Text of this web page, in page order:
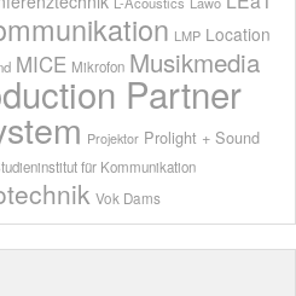
LMP Location
MICE Mikrofon Musikmedia
Partner
Projektor Prolight + Sound
für Kommunikation
Vok Dams